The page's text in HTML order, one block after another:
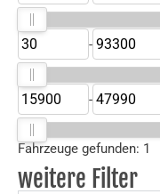
-
-
Fahrzeuge gefunden: 1
weitere Filter